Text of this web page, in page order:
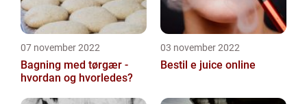
07 november 2022
Bagning med tørgær -
hvordan og hvorledes?
03 november 2022
Bestil e juice online